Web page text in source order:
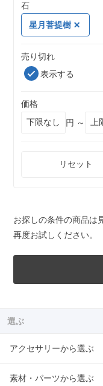
石
星月菩提樹
売り切れ
表示する
価格
円 ～
リセット
お探しの条件の商品は
再度お試しください。
選ぶ
アクセサリーから選ぶ
素材・パーツから選ぶ